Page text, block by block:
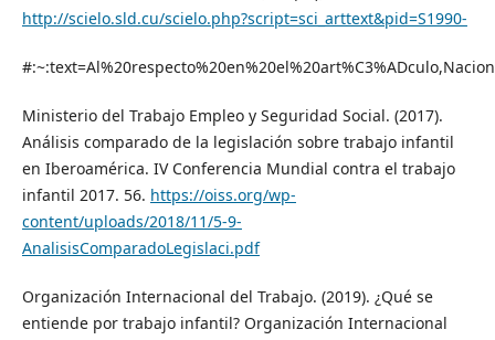
http://scielo.sld.cu/scielo.php?script=sci_arttext&pid=S1990-
Ministerio del Trabajo Empleo y Seguridad Social. (2017).
Análisis comparado de la legislación sobre trabajo infantil
en Iberoamérica. IV Conferencia Mundial contra el trabajo
infantil 2017. 56. https://oiss.org/wp-
content/uploads/2018/11/5-9-
AnalisisComparadoLegislaci.pdf
Organización Internacional del Trabajo. (2019). ¿Qué se
entiende por trabajo infantil? Organización Internacional